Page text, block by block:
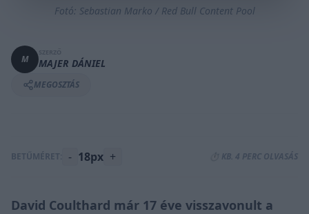
Fotó: Sebastian Marko / Red Bull Content Pool
M MAJER DÁNIEL
MEGOSZTÁS
BETŰMÉRET: - 18px + ⏱️ KB. 4 PERC OLVASÁS
David Coulthard már 17 éve visszavonult a